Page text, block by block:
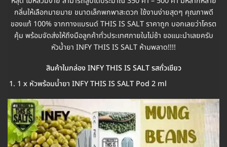
กลิ่นให้เลือกมายมาย ขนาดเล็กพกพาสะดวก ใช้งานง่ายสุดๆ คุณภาพดี
ของแท้ 100% จากทางแบรนด์ THIS IS SALT ราคาถูก บอกเลยว่าโครต
คุ้ม พร้อมจัดส่งให้ถึงมือลูกค้าทั่วประเทศภายในไม่ช้า ขอแนะนำเลยครับ
หัวน้ำยา INFY THIS IS SALT ห้ามพลาด!!!!
สินค้าในกล่อง INFY THIS IS SALT รสถั่วเขียว
1 x หัวพร้อมน้ำยา INFY THIS IS SALT Pod 2 ml